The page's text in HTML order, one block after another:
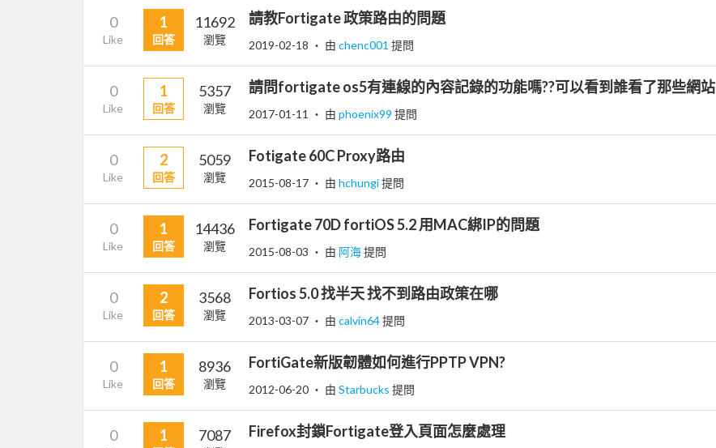
0
Like
1
回答
11692
瀏覽
請教Fortigate 政策路由的問題
2019-02-18 ‧ 由 chenc001 提問
0
Like
1
回答
5357
瀏覽
請問fortigate os5有連線的內容記錄的功能嗎??可以看到誰看了那些網站
2017-01-11 ‧ 由 phoenix99 提問
0
Like
2
回答
5059
瀏覽
Fotigate 60C Proxy路由
2015-08-17 ‧ 由 hchungi提問
0
Like
1
回答
14436
瀏覽
Fortigate 70D fortiOS 5.2 用MAC綁IP的問題
2015-08-03 ‧ 由 阿海提問
0
Like
2
回答
3568
瀏覽
Fortios 5.0 找半天 找不到路由政策在哪
2013-03-07 ‧ 由 calvin64提問
0
Like
1
回答
8936
瀏覽
FortiGate新版韌體如何進行PPTP VPN?
2012-06-20 ‧ 由 Starbucks 提問
0 1 7087 Firefox封鎖Fortigate登入頁面怎麼處理